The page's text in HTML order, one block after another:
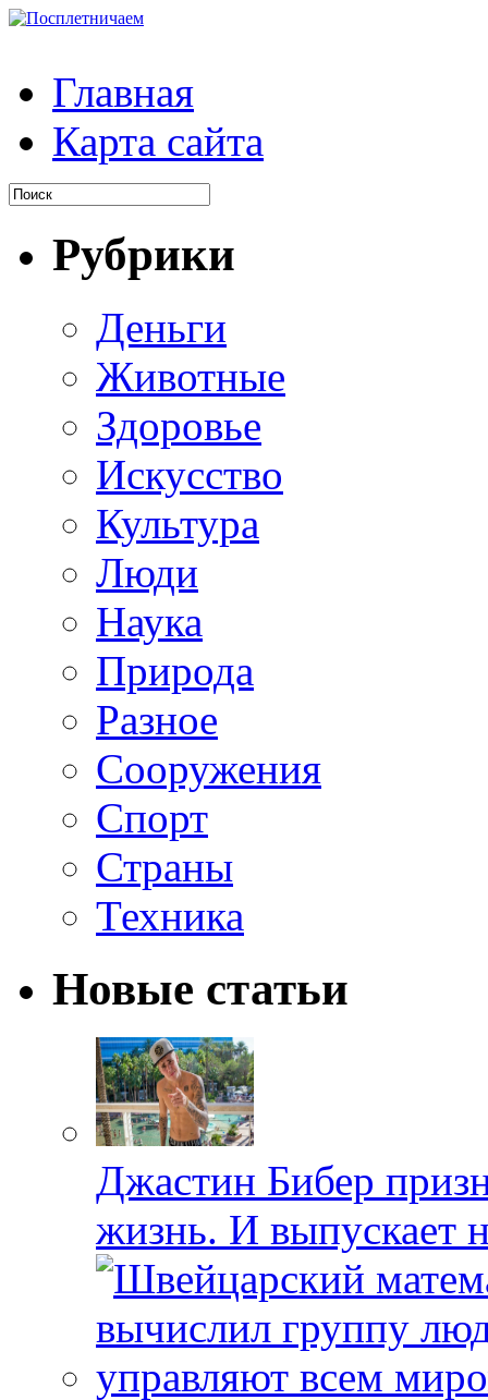
Главная
Карта сайта
Рубрики
Деньги
Животные
Здоровье
Искусство
Культура
Люди
Наука
Природа
Разное
Сооружения
Спорт
Страны
Техника
Новые статьи
Джастин Бибер
жизнь. И выпускает